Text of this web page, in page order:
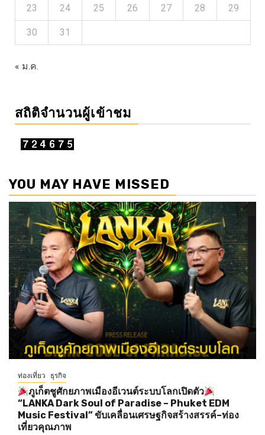
23 24 25 26 27 28 29
30 31
« ม.ค.
สถิติจำนวนผู้เข้าชม
YOU MAY HAVE MISSED
ท่องเที่ยว ธุรกิจ
ภูเก็ตชูศักยภาพเมืองอีเวนต์ระบบโลกเปิดตัว
“LANKA Dark Soul of Paradise – Phuket EDM
Music Festival” ขับเคลื่อนเศรษฐกิจสร้างสรรค์–ท่อง
เที่ยวคุณภาพ